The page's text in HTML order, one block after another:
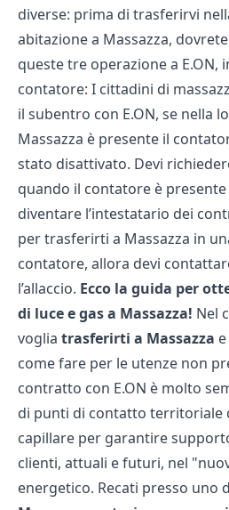
diverse: prima di trasferirvi
abitazione a Massazza,
queste tre operazione a E.ON,
contatore: I cittadini di
il subentro con E.ON, se nella
Massazza è presente il
stato disattivato. Devi
quando il contatore è
diventare l’intestatario dei
per trasferirti a Massazza in
contatore, allora devi
l’allaccio. Ecco la guida per
di luce e gas a Massazza! Nel
voglia trasferirti a Massazza
come fare per le utenze non
contratto con E.ON è molto
di punti di contatto territoriale
capillare per garantire
clienti, attuali e futuri, nel
energetico. Recati presso uno